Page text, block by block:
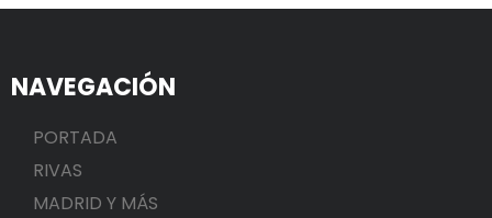
NAVEGACIÓN
PORTADA
RIVAS
MADRID Y MÁS